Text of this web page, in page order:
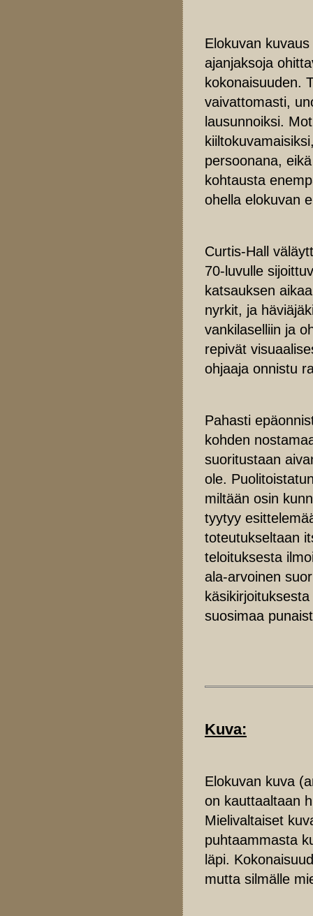
Elokuvan
ajanjaksoja
kokonaisuuden.
vaivattomasti,
lausunnoiksi.
persoonana,
kohtausta
ohella elokuvan
Curtis-Hall
70-luvulle
katsauksen
nyrkit, ja
vankilaselliin ja
repivät
ohjaaja onnistu
Pahasti
kohden
suoritustaan
ole.
miltään osin
tyytyy
toteutukseltaan
teloituksesta
ala-arvoinen
suosimaa
Kuva:
Elokuvan kuva
on kauttaaltaan
Mielivaltaiset
puhtaammasta
läpi.
mutta silmälle